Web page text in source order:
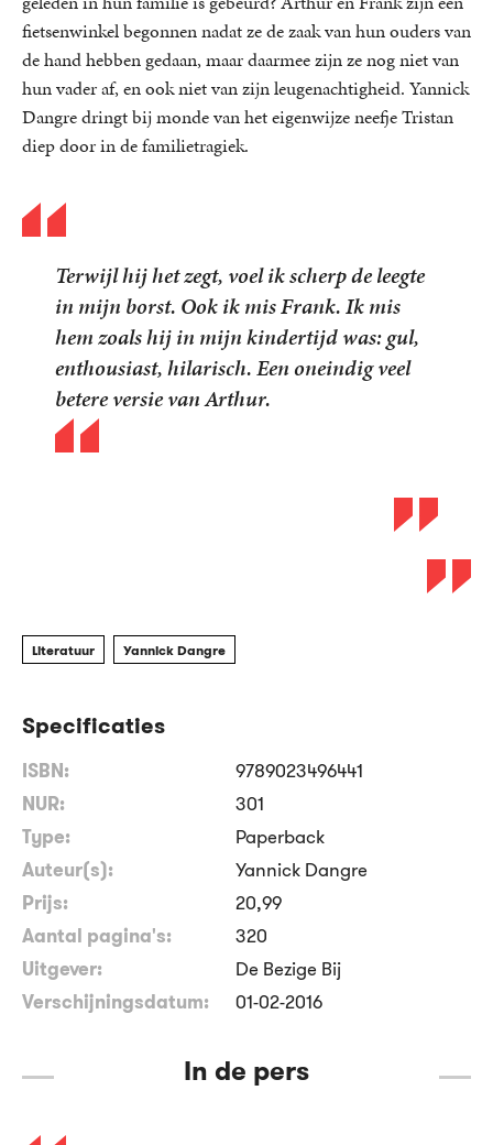
fietsenwinkel begonnen nadat ze de zaak van hun ouders van
de hand hebben gedaan, maar daarmee zijn ze nog niet van
hun vader af, en ook niet van zijn leugenachtigheid. Yannick
Dangre dringt bij monde van het eigenwijze neefje Tristan
diep door in de familietragiek.
Terwijl hij het zegt, voel ik scherp de leegte
in mijn borst. Ook ik mis Frank. Ik mis
hem zoals hij in mijn kindertijd was: gul,
enthousiast, hilarisch. Een oneindig veel
betere versie van Arthur.
Literatuur Yannick Dangre
Specificaties
ISBN:
9789023496441
NUR:
301
Type:
Paperback
Auteur(s):
Yannick Dangre
Prijs:
20,99
Aantal pagina's:
320
Uitgever:
De Bezige Bij
Verschijningsdatum:
01-02-2016
In de pers